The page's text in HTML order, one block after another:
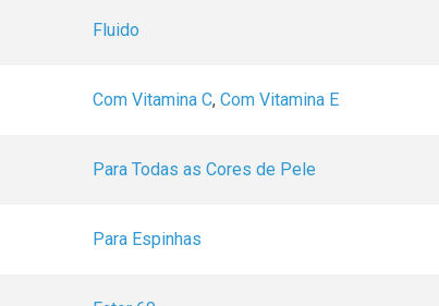
Fluido
Com Vitamina C, Com Vitamina E
Para Todas as Cores de Pele
Para Espinhas